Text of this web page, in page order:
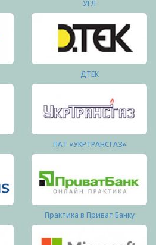
УГЛ
ДТЕК
ПАТ «УКРТРАНСГАЗ»
Практика в Приват Банку